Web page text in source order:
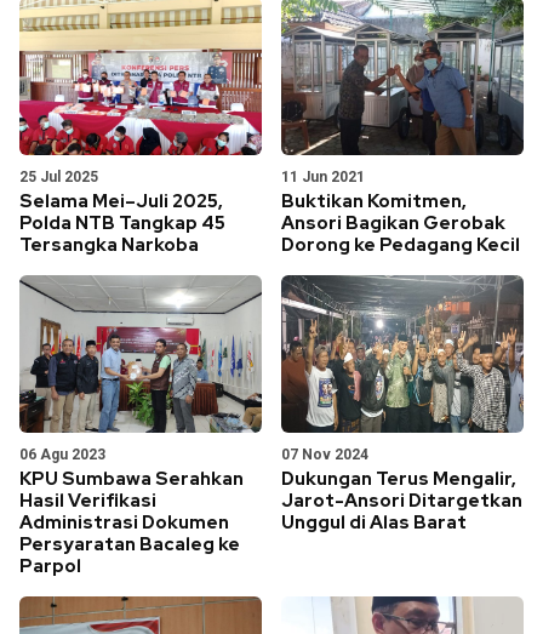
25 Jul 2025
Selama Mei–Juli 2025,
Polda NTB Tangkap 45
Tersangka Narkoba
11 Jun 2021
Buktikan Komitmen,
Ansori Bagikan Gerobak
Dorong ke Pedagang Kecil
06 Agu 2023
KPU Sumbawa Serahkan
Hasil Verifikasi
Administrasi Dokumen
Persyaratan Bacaleg ke
Parpol
07 Nov 2024
Dukungan Terus Mengalir,
Jarot-Ansori Ditargetkan
Unggul di Alas Barat